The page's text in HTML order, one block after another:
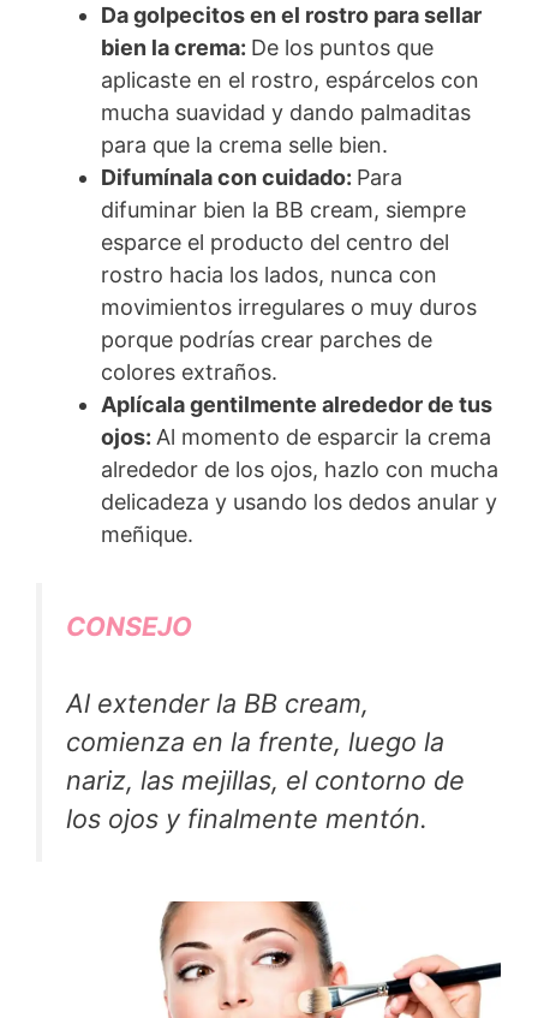
Da golpecitos en el rostro para sellar
bien la crema: De los puntos que
aplicaste en el rostro, espárcelos con
mucha suavidad y dando palmaditas
para que la crema selle bien.
Difumínala con cuidado: Para
difuminar bien la BB cream, siempre
esparce el producto del centro del
rostro hacia los lados, nunca con
movimientos irregulares o muy duros
porque podrías crear parches de
colores extraños.
Aplícala gentilmente alrededor de tus
ojos: Al momento de esparcir la crema
alrededor de los ojos, hazlo con mucha
delicadeza y usando los dedos anular y
meñique.
CONSEJO
Al extender la BB cream,
comienza en la frente, luego la
nariz, las mejillas, el contorno de
los ojos y finalmente mentón.